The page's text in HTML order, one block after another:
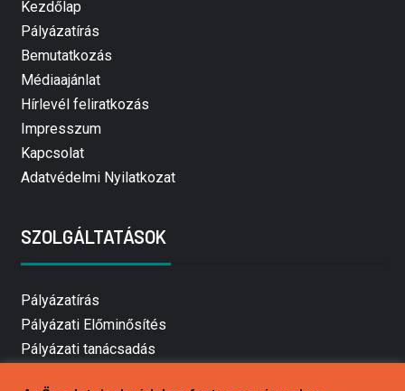
Kezdőlap
Pályázatírás
Bemutatkozás
Médiaajánlat
Hírlevél feliratkozás
Impresszum
Kapcsolat
Adatvédelmi Nyilatkozat
SZOLGÁLTATÁSOK
Pályázatírás
Pályázati Előminősítés
Pályázati tanácsadás